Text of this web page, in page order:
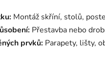
Montáž skříní, stolů,
Přestavba nebo
prvků: Parapety, lišty,